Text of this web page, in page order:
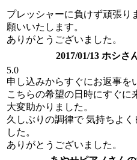
プレッシャーに負けず頑張り
願いいたします。
ありがとうございました。
2017/01/13 ホシさ
5.0
申し込みからすぐにお返事を
こちらの希望の日時にすぐに
大変助かりました。
久しぶりの調律で 気持ちよ
した。
ありがとうございました。